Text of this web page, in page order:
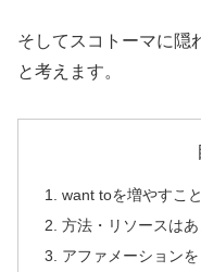
そしてスコトーマに隠
と考えます。
want toを増やすこ
方法・リソースは
アファメーション